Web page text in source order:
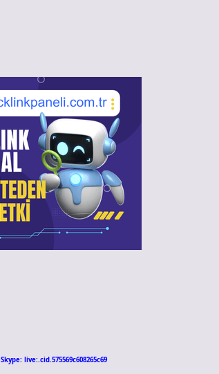
Skype: live:.cid.575569c608265c69